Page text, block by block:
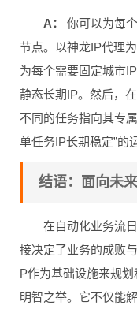
A：
你可以为每
节点。以神龙IP代理
为每个需要固定城市
静态长期IP。然后，
不同的任务指向其专
单任务IP长期稳定”的
结语：面向未
在自动化业务流
接决定了业务的成败
P作为基础设施来规
明智之举。它不仅能